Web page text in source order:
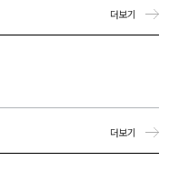
더보기
더보기